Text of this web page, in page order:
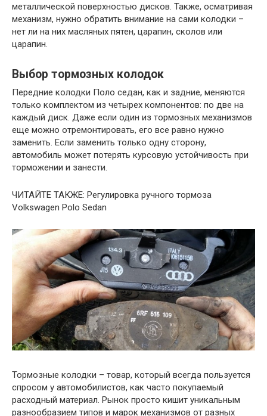
металлической поверхностью дисков. Также, осматривая
механизм, нужно обратить внимание на сами колодки –
нет ли на них масляных пятен, царапин, сколов или
царапин.
Выбор тормозных колодок
Передние колодки Поло седан, как и задние, меняются
только комплектом из четырех компонентов: по две на
каждый диск. Даже если один из тормозных механизмов
еще можно отремонтировать, его все равно нужно
заменить. Если заменить только одну сторону,
автомобиль может потерять курсовую устойчивость при
торможении и занести.
ЧИТАЙТЕ ТАКЖЕ: Регулировка ручного тормоза
Volkswagen Polo Sedan
Тормозные колодки – товар, который всегда пользуется
спросом у автомобилистов, как часто покупаемый
расходный материал. Рынок просто кишит уникальным
разнообразием типов и марок механизмов от разных